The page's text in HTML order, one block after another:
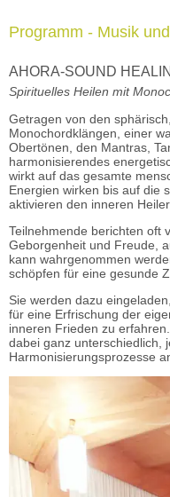
Programm - Musik
AHORA-SOUND
Spirituelles Heilen mit
Getragen von den
Monochordklängen, einer
Obertönen, den Mantras,
harmonisierendes
wirkt auf das gesamte
Energien wirken bis auf die
aktivieren den inneren Heiler.
Teilnehmende berichten oft
Geborgenheit und Freude,
kann wahrgenommen
schöpfen für eine gesunde
Sie werden dazu
für eine Erfrischung der
inneren Frieden zu
dabei ganz unterschiedlich,
Harmonisierungsprozesse